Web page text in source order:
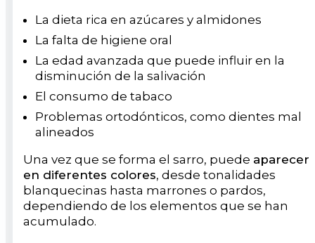
La dieta rica en azúcares y almidones
La falta de higiene oral
La edad avanzada que puede influir en la
disminución de la salivación
El consumo de tabaco
Problemas ortodónticos, como dientes mal
alineados
Una vez que se forma el sarro, puede aparecer
en diferentes colores, desde tonalidades
blanquecinas hasta marrones o pardos,
dependiendo de los elementos que se han
acumulado.